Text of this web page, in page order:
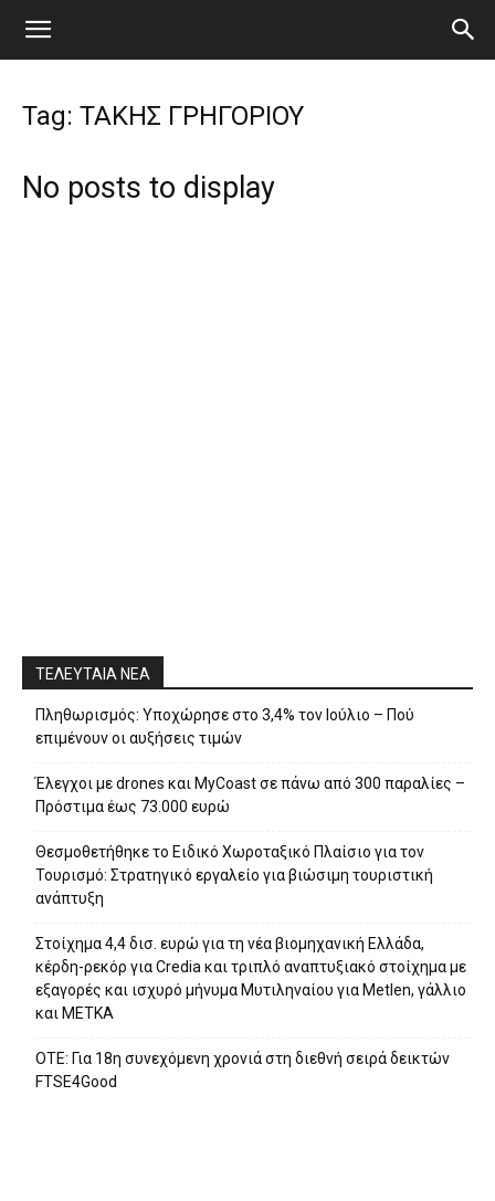
Tag: ΤΑΚΗΣ ΓΡΗΓΟΡΙΟΥ
No posts to display
ΤΕΛΕΥΤΑΙΑ ΝΕΑ
Πληθωρισμός: Υποχώρησε στο 3,4% τον Ιούλιο – Πού
επιμένουν οι αυξήσεις τιμών
Έλεγχοι με drones και MyCoast σε πάνω από 300 παραλίες –
Πρόστιμα έως 73.000 ευρώ
Θεσμοθετήθηκε το Ειδικό Χωροταξικό Πλαίσιο για τον
Τουρισμό: Στρατηγικό εργαλείο για βιώσιμη τουριστική
ανάπτυξη
Στοίχημα 4,4 δισ. ευρώ για τη νέα βιομηχανική Ελλάδα,
κέρδη-ρεκόρ για Credia και τριπλό αναπτυξιακό στοίχημα με
εξαγορές και ισχυρό μήνυμα Μυτιληναίου για Metlen, γάλλιο
και ΜΕΤΚΑ
ΟΤΕ: Για 18η συνεχόμενη χρονιά στη διεθνή σειρά δεικτών
FTSE4Good